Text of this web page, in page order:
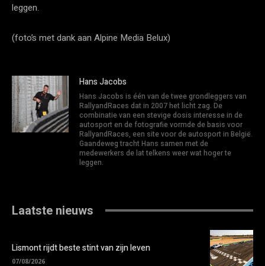
leggen.
(foto’s met dank aan Alpine Media Belux)
Hans Jacobs
Hans Jacobs is één van de twee grondleggers van
RallyandRaces dat in 2007 het licht zag. De
combinatie van een stevige dosis interesse in de
autosport en de fotografie vormde de basis voor
RallyandRaces, een site voor de autosport in België.
Gaandeweg tracht Hans samen met de
medewerkers de lat telkens weer wat hoger te
leggen.
Laatste nieuws
Lismont rijdt beste stint van zijn leven
07/08/2026